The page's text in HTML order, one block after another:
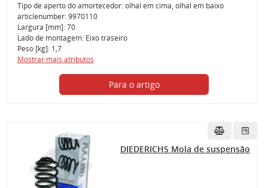
Tipo de aperto do amortecedor: olhal em cima, olhal em baixo
articlenumber: 9970110
Largura [mm]: 70
Lado de montagem: Eixo traseiro
Peso [kg]: 1,7
Mostrar mais atributos
Para o artigo
DIEDERICHS Mola de suspensão